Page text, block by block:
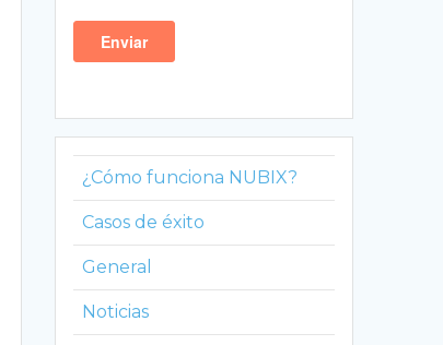
¿Cómo funciona NUBIX?
Casos de éxito
General
Noticias